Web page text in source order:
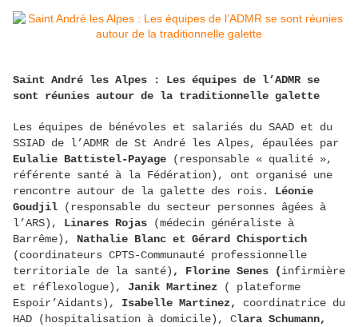
Saint André les Alpes : Les équipes de l’ADMR se
sont réunies autour de la traditionnelle galette
Les équipes de bénévoles et salariés du SAAD et du
SSIAD de l’ADMR de St André les Alpes, épaulées par
Eulalie Battistel-Payage
(responsable « qualité »,
référente santé à la Fédération), ont organisé une
rencontre autour de la galette des rois. Léonie
Goudjil (responsable du secteur personnes âgées à
l’ARS), Linares Rojas
(médecin généraliste à
Barrême),
Nathalie Blanc et Gérard Chisportich
(coordinateurs CPTS-Communauté professionnelle
territoriale de la santé) , Florine Senes (infirmière
et réflexologue),
Janik Martinez
( plateforme
Espoir’Aidants), Isabelle Martinez,
coordinatrice du
HAD (hospitalisation à domicile), Clara Schumann,